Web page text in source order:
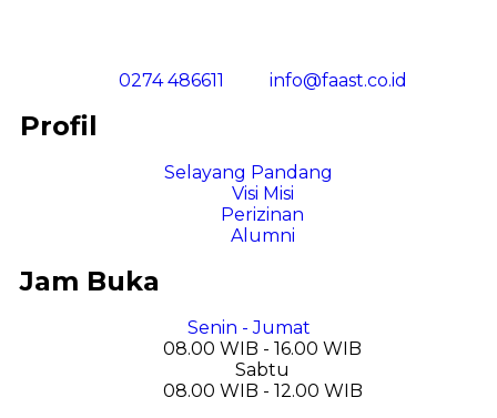
0274 486611 info@faast.co.id
Profil
Selayang Pandang
Visi Misi
Perizinan
Alumni
Jam Buka
Senin - Jumat
08.00 WIB - 16.00 WIB
Sabtu
08.00 WIB - 12.00 WIB